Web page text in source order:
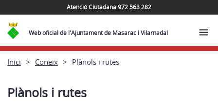
Atenció Ciutadana 972 563 282
Web oficial de l'Ajuntament de Masarac i Vilarnadal
Inici Coneix Plànols i rutes
Plànols i rutes